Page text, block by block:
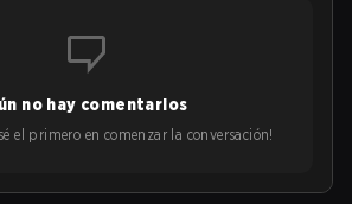
no hay comentarios
el primero en comenzar la conversación!